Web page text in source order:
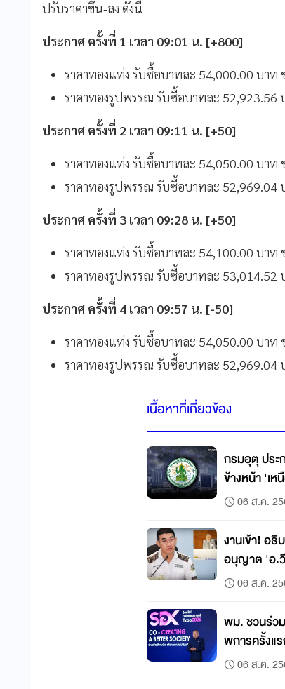
ปรับราคาขึ้น-ลง ดังนี้
ประกาศ ครั้งที่ 1 เวลา 09:01 น. [+800]
ราคาทองแท่ง รับซื้อบาทละ 54,000.00 บาท
ราคาทองรูปพรรณ รับซื้อบาทละ 52,923.56
ประกาศ ครั้งที่ 2 เวลา 09:11 น. [+50]
ราคาทองแท่ง รับซื้อบาทละ 54,050.00 บาท
ราคาทองรูปพรรณ รับซื้อบาทละ 52,969.04
ประกาศ ครั้งที่ 3 เวลา 09:28 น. [+50]
ราคาทองแท่ง รับซื้อบาทละ 54,100.00 บาท
ราคาทองรูปพรรณ รับซื้อบาทละ 53,014.52
ประกาศ ครั้งที่ 4 เวลา 09:57 น. [-50]
ราคาทองแท่ง รับซื้อบาทละ 54,050.00 บาท
ราคาทองรูปพรรณ รับซื้อบาทละ 52,969.04
เนื้อหาที่เกี่ยวข้อง
กรมอุตุ ประ
ข้าง
06 ส.ค.
งานเข้า! อ
อนุญาต 'อ.
06 ส.ค.
พม. ชวนร่ว
พิการครั้งแร
06 ส.ค.